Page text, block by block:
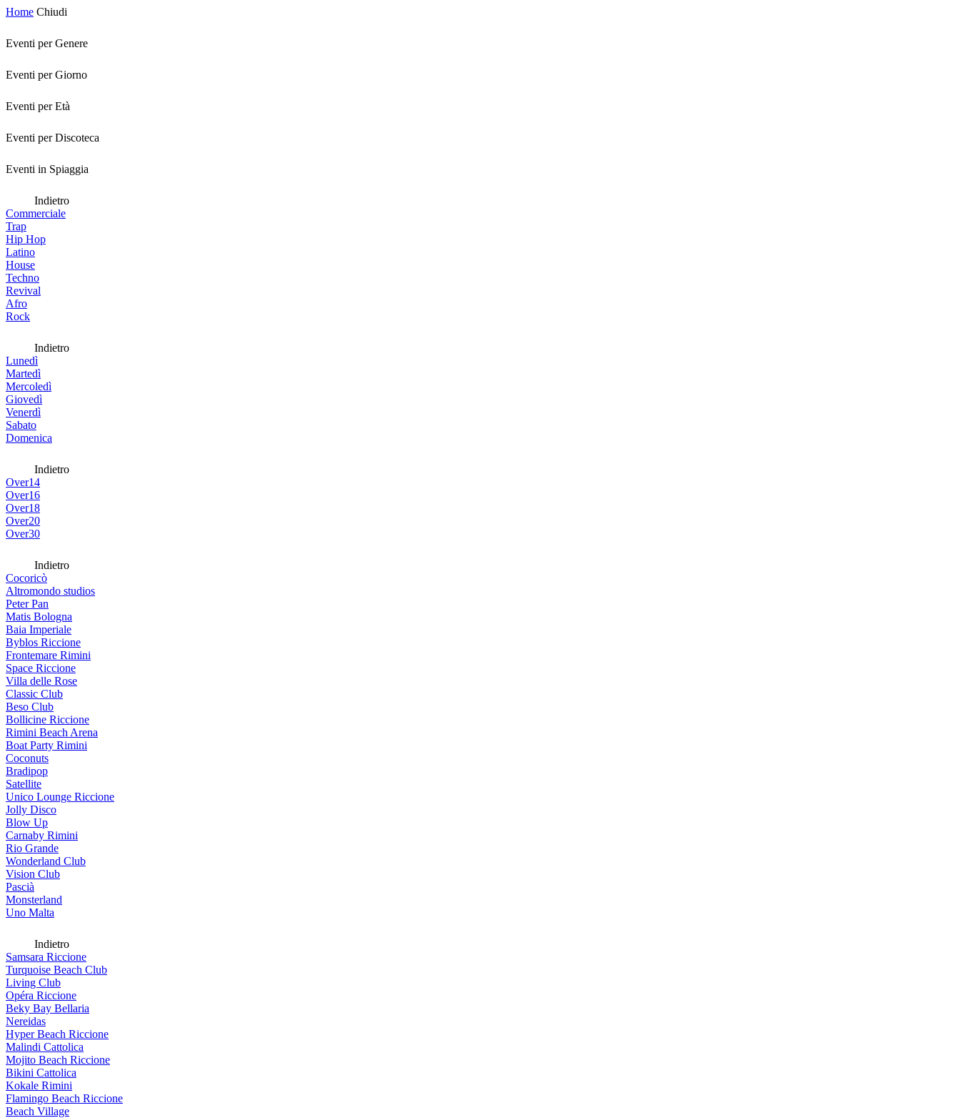
Home Chiudi
Eventi per Genere
Eventi per Giorno
Eventi per Età
Eventi per Discoteca
Eventi in Spiaggia
Indietro
Commerciale
Trap
Hip Hop
Latino
House
Techno
Revival
Afro
Rock
Indietro
Lunedì
Martedì
Mercoledì
Giovedì
Venerdì
Sabato
Domenica
Indietro
Over14
Over16
Over18
Over20
Over30
Indietro
Cocoricò
Altromondo studios
Peter Pan
Matis Bologna
Baia Imperiale
Byblos Riccione
Frontemare Rimini
Space Riccione
Villa delle Rose
Classic Club
Beso Club
Bollicine Riccione
Rimini Beach Arena
Boat Party Rimini
Coconuts
Bradipop
Satellite
Unico Lounge Riccione
Jolly Disco
Blow Up
Carnaby Rimini
Rio Grande
Wonderland Club
Vision Club
Pascià
Monsterland
Uno Malta
Indietro
Samsara Riccione
Turquoise Beach Club
Living Club
Opéra Riccione
Beky Bay Bellaria
Nereidas
Hyper Beach Riccione
Malindi Cattolica
Mojito Beach Riccione
Bikini Cattolica
Kokale Rimini
Flamingo Beach Riccione
Beach Village